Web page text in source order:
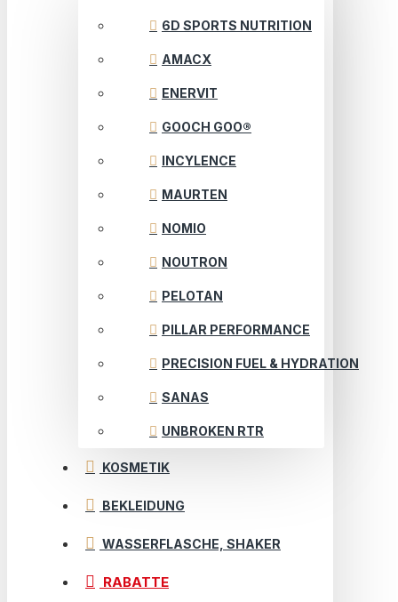
6D SPORTS NUTRITION
AMACX
ENERVIT
GOOCH GOO®
INCYLENCE
MAURTEN
NOMIO
NOUTRON
PELOTAN
PILLAR PERFORMANCE
PRECISION FUEL & HYDRATION
SANAS
UNBROKEN RTR
KOSMETIK
BEKLEIDUNG
WASSERFLASCHE, SHAKER
RABATTE